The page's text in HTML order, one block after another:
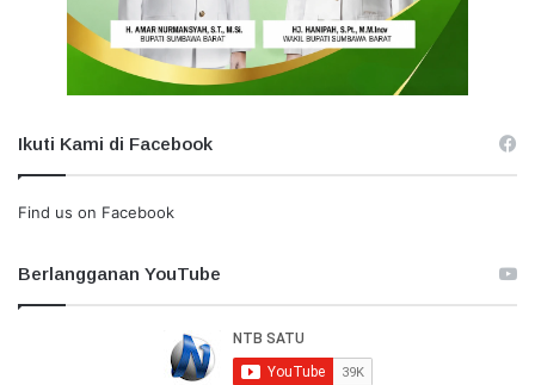
Ikuti Kami di Facebook
Find us on Facebook
Berlangganan YouTube